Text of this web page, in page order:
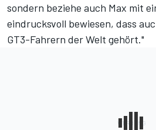
sondern beziehe auch Max mit
eindrucksvoll bewiesen, dass
GT3-Fahrern der Welt gehört."